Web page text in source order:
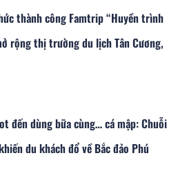
thành công Famtrip “Huyền trình
rộng thị trường du lịch Tân Cương,
đến dùng bữa cùng… cá mập: Chuỗi
du khách đổ về Bắc đảo Phú